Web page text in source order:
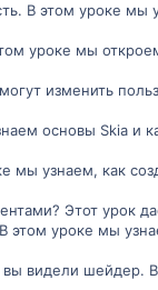
В этом уроке мы
уроке мы
изменить
основы Skia и
мы узнаем, как
Этот урок
этом уроке мы
вы видели шейдер.